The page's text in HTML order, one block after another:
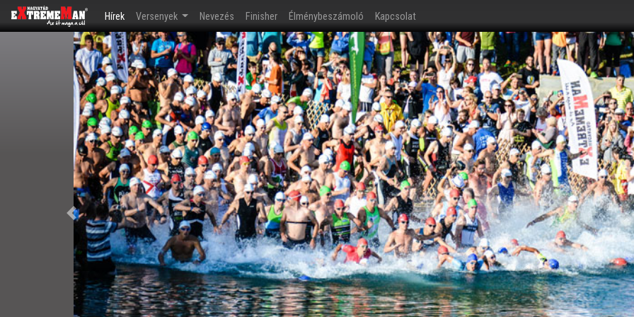
Hírek(current)
Versenyek Nevezés Finisher Élménybeszámoló Kapcsolat
Előző